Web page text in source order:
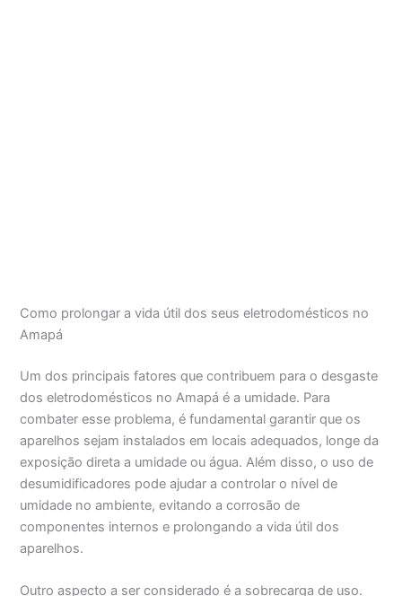
Como prolongar a vida útil dos seus eletrodomésticos no
Amapá
Um dos principais fatores que contribuem para o desgaste
dos eletrodomésticos no Amapá é a umidade. Para
combater esse problema, é fundamental garantir que os
aparelhos sejam instalados em locais adequados, longe da
exposição direta a umidade ou água. Além disso, o uso de
desumidificadores pode ajudar a controlar o nível de
umidade no ambiente, evitando a corrosão de
componentes internos e prolongando a vida útil dos
aparelhos.
Outro aspecto a ser considerado é a sobrecarga de uso.